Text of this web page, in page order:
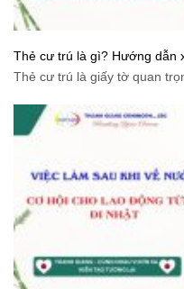
Thẻ cư trú là gì? Hướng dẫn
Thẻ cư trú là giấy tờ quan